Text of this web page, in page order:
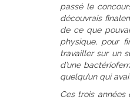
passé le
découvrais
de ce que
physique, pour
travailler sur un
d’une
quelqu’un qui
Ces trois